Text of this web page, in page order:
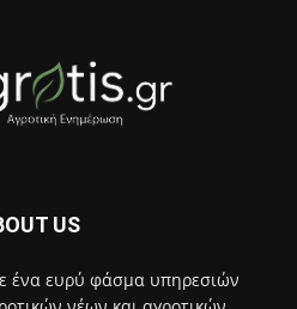
US
ένα ευρύ φάσμα υπηρεσιών